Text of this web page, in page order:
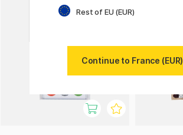
Rest of EU (EUR)
Continue to France (EUR)